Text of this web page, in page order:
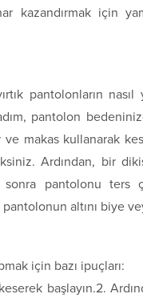
kazandırmak için
pantolonların nasıl
pantolon
makas kullanarak
Ardından, bir
pantolonu ters
altını biye
için bazı ipuçları:
başlayın.2.